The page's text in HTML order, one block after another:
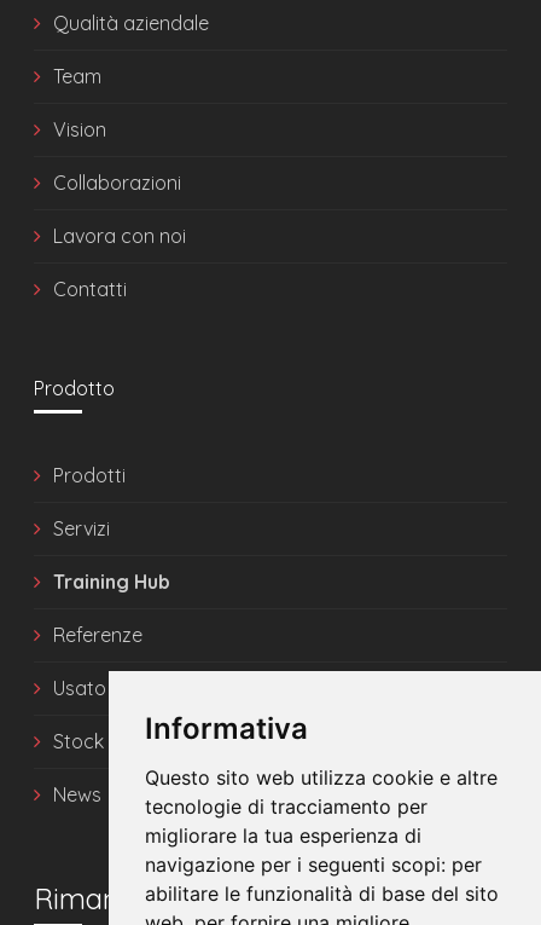
Informativa
Questo sito web utilizza cookie e altre
tecnologie di tracciamento per
migliorare la tua esperienza di
navigazione per i seguenti scopi: per
abilitare le funzionalità di base del sito
Qualità aziendale
Team
Vision
Collaborazioni
Lavora con noi
Contatti
Prodotto
Prodotti
Servizi
Training Hub
Referenze
Usato
Stock
News
Rimani in contatto